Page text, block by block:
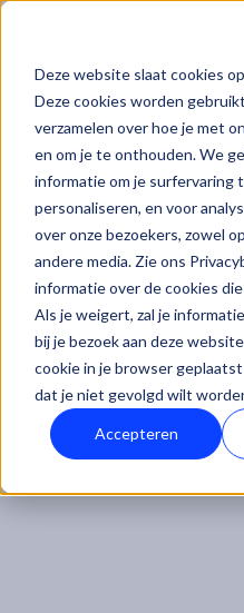
Deze website slaat cookies
Deze cookies worden
verzamelen over hoe je met
en om je te onthouden. We
informatie om je surfervaring
personaliseren, en voor
over onze bezoekers, zowel
andere media. Zie ons
informatie over de cookies
Als je weigert, zal je
bij je bezoek aan deze
cookie in je browser
dat je niet gevolgd wilt
Accepteren